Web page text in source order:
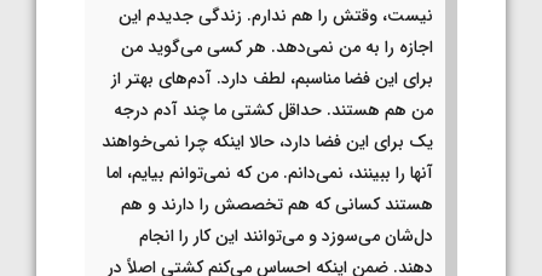
نیست، وقتش را هم ندارم. زندگی جدیدم این
اجازه را به من نمی‌دهد. هر کسی می‌گوید من
برای این فضا مناسبم، لطف دارد. آدم‌های بهتر از
من هم هستند. حداقل کشتی ما چند آدم درجه
یک برای این فضا دارد، حالا اینکه چرا نمی‌خواهند
آنها را ببینند، نمی‌دانم. من که نمی‌توانم بیایم، اما
هستند کسانی که هم تخصصش را دارند و هم
دل‌شان می‌سوزد و می‌توانند این کار را انجام
دهند. ضمن اینکه احساس می‌کنم کشتی اصلاً در